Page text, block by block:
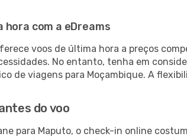
hora com a eDreams
voos de última hora a preços
No entanto, tenha em
de viagens para Moçambique. A
do voo
para Maputo, o check-in online